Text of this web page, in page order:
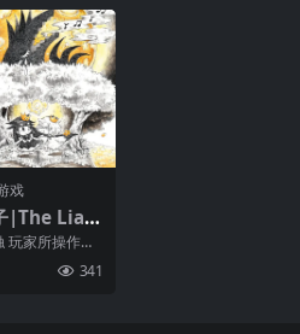
戏
|The Liar
Prin
家所操作的
狼怪物。 在
341